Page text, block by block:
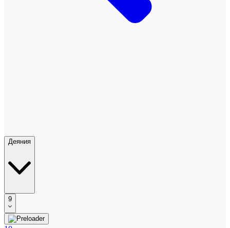
Деяния
9